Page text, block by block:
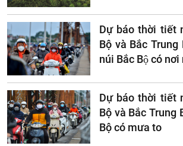
Dự báo thời tiết
Bộ và Bắc
núi Bắc Bộ có
Dự báo thời tiết
Bộ và Bắc Trung
Bộ có mưa to